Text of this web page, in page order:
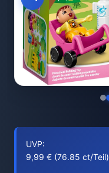
UVP:
9,99 € (76.85 ct/Teil)